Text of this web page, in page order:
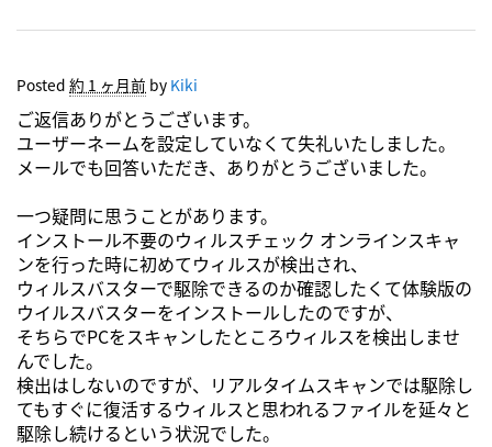
Posted 約 1 ヶ月前 by Kiki
ご返信ありがとうございます。
ユーザーネームを設定していなくて失礼いたしました。
メールでも回答いただき、ありがとうございました。
一つ疑問に思うことがあります。
インストール不要のウィルスチェック オンラインスキャ
ンを行った時に初めてウィルスが検出され、
ウィルスバスターで駆除できるのか確認したくて体験版の
ウイルスバスターをインストールしたのですが、
そちらでPCをスキャンしたところウィルスを検出しませ
んでした。
検出はしないのですが、リアルタイムスキャンでは駆除し
てもすぐに復活するウィルスと思われるファイルを延々と
駆除し続けるという状況でした。